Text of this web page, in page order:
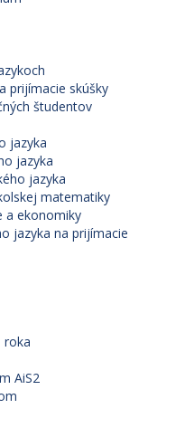
prijímacie skúšky
študentov
jazyka
jazyka
jazyka
matematiky
a ekonomiky
jazyka na prijímacie
roka
AiS2